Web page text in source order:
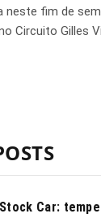
neste fim de
Circuito Gilles
Stock Car: